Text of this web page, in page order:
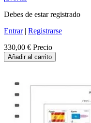
Debes de estar registrado
Entrar| Registrarse
330,00 € Precio
Añadir al carrito